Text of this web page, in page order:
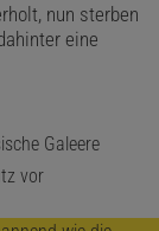
nun sterben
eine
Galeere
vor